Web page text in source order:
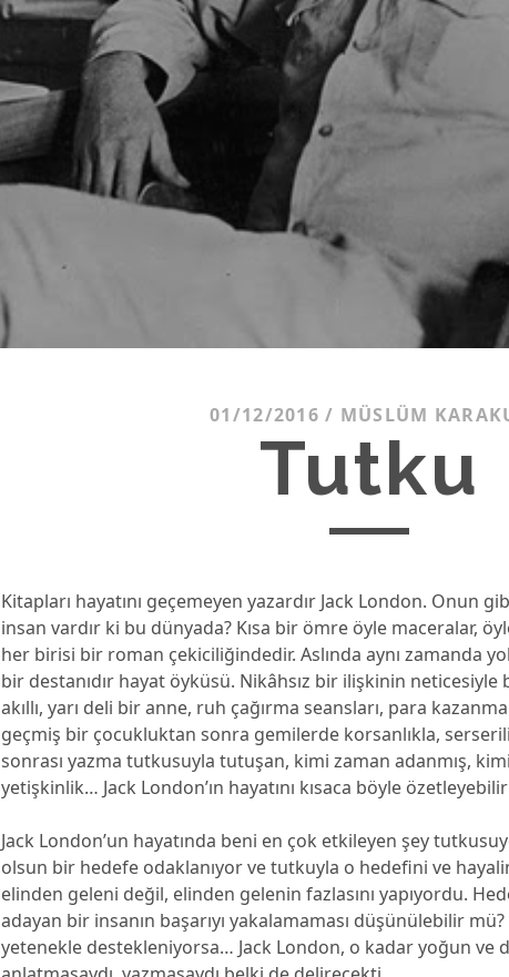
01/12/2016 / MÜSLÜM
Tutku
Kitapları hayatını geçemeyen yazardır Jack London. Onun
insan vardır ki bu dünyada? Kısa bir ömre öyle maceralar,
her birisi bir roman çekiciliğindedir. Aslında aynı zamanda
bir destanıdır hayat öyküsü. Nikâhsız bir ilişkinin neticesiyle
akıllı, yarı deli bir anne, ruh çağırma seansları, para
geçmiş bir çocukluktan sonra gemilerde korsanlıkla,
sonrası yazma tutkusuyla tutuşan, kimi zaman adanmış,
yetişkinlik… Jack London’ın hayatını kısaca böyle
Jack London’un hayatında beni en çok etkileyen şey
olsun bir hedefe odaklanıyor ve tutkuyla o hedefini ve
elinden geleni değil, elinden gelenin fazlasını yapıyordu.
adayan bir insanın başarıyı yakalamaması düşünülebilir
yetenekle destekleniyorsa… Jack London, o kadar yoğun ve